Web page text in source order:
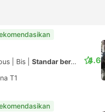
Bis Standar berAC
T1
4.6